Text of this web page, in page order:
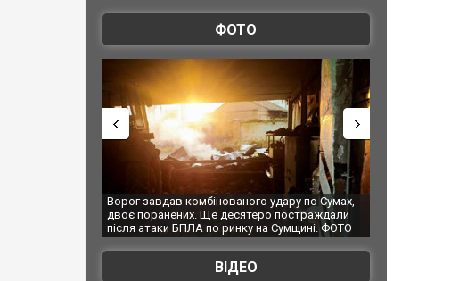
ФОТО
удару по Сумах,
постраждали
ринку на Сумщині. ФОТО
За 2000 кілометрів від кордону з Україною: в
Єкатеринбурзі після атаки дронів загорівся
склад Wildberries. ФОТО. ВІДЕО
ВІДЕО